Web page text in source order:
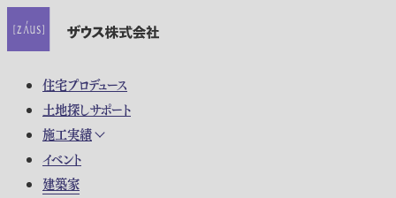
住宅プロデュース
土地探しサポート
施工実績
イベント
建築家